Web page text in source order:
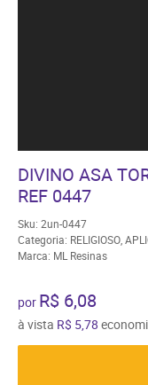
DIVINO ASA
REF 0447
Sku: 2un-0447
Categoria: RELIGIOSO
Marca: ML Resinas
por R$ 6,08
à vista R$ 5,78